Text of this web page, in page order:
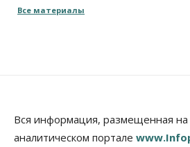
06 Августа 2026, 10:00
Бизнес
Застройщики
доплатили налоги на сумму
Все материалы
Вся информация, размещенная
аналитическом портале